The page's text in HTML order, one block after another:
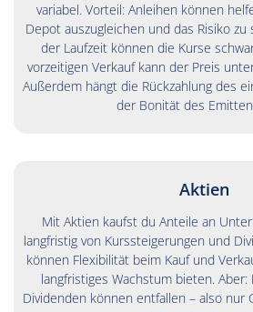
variabel. Vorteil: Anleihen können
Depot auszugleichen und das Risiko zu
der Laufzeit können die Kurse
vorzeitigen Verkauf kann der Preis
Außerdem hängt die Rückzahlung des
der Bonität des
Aktien
Mit Aktien kaufst du Anteile an
langfristig von Kurssteigerungen und
können Flexibilität beim Kauf und
langfristiges Wachstum bieten. Aber:
Dividenden können entfallen – also nur